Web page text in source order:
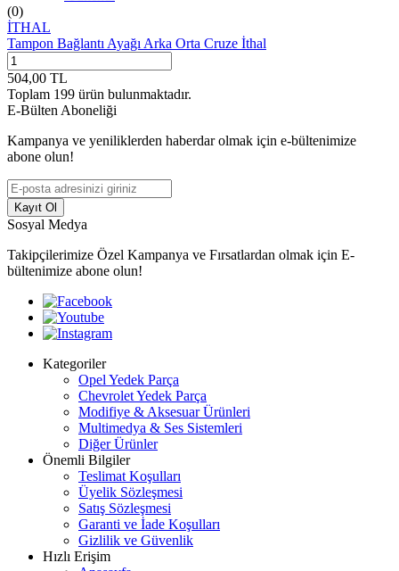
(0)
İTHAL
Tampon Bağlantı Ayağı Arka Orta Cruze İthal
504,00 TL
Toplam 199 ürün bulunmaktadır.
E-Bülten Aboneliği
Kampanya ve yeniliklerden haberdar olmak için e-bültenimize
abone olun!
Kayıt Ol
Sosyal Medya
Takipçilerimize Özel Kampanya ve Fırsatlardan olmak için E-
bültenimize abone olun!
Kategoriler
Opel Yedek Parça
Chevrolet Yedek Parça
Modifiye & Aksesuar Ürünleri
Multimedya & Ses Sistemleri
Diğer Ürünler
Önemli Bilgiler
Teslimat Koşulları
Üyelik Sözleşmesi
Satış Sözleşmesi
Garanti ve İade Koşulları
Gizlilik ve Güvenlik
Hızlı Erişim